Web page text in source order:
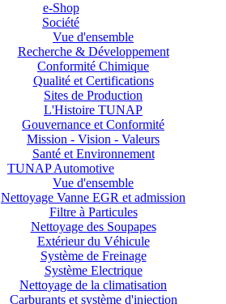
e-Shop
Société
Vue d'ensemble
Recherche & Développement
Conformité Chimique
Qualité et Certifications
Sites de Production
L'Histoire TUNAP
Gouvernance et Conformité
Mission - Vision - Valeurs
Santé et Environnement
TUNAP Automotive
Vue d'ensemble
Nettoyage Vanne EGR et admission
Filtre à Particules
Nettoyage des Soupapes
Extérieur du Véhicule
Système de Freinage
Système Electrique
Nettoyage de la climatisation
Carburants et système d'injection